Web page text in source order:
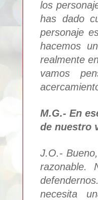
los
has dado
personaje
hacemos
realmente
vamos pen
M.G.- En
de nuestro
J.O.-
razonable.
defender
necesita u